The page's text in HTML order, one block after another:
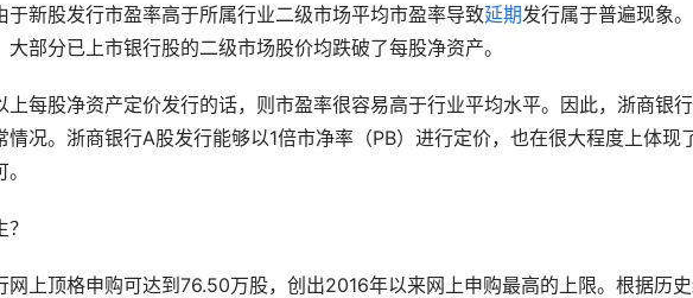
新股发行市盈率高于所属行业二级市场平均市盈率导致延期发行属于普遍现象
部分已上市银行股的二级市场股价均跌破了每股净资产。
股净资产定价发行的话，则市盈率很容易高于行业平均水平。因此，浙商银
况。浙商银行A股发行能够以1倍市净率（PB）进行定价，也在很大程度上体现
上顶格申购可达到76.50万股，创出2016年以来网上申购最高的上限。根据历